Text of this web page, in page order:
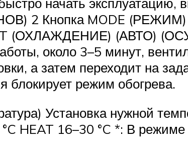
2 Кнопка MODE
(ОХЛАЖДЕНИЕ) (АВТО)
около 3–5 минут,
а затем переходит на
блокирует режим обогрева.
Установка нужной
HEAT 16–30 °C *: В